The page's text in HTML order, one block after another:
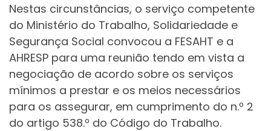
Nestas circunstâncias, o serviço competente
do Ministério do Trabalho, Solidariedade e
Segurança Social convocou a FESAHT e a
AHRESP para uma reunião tendo em vista a
negociação de acordo sobre os serviços
mínimos a prestar e os meios necessários
para os assegurar, em cumprimento do n.º 2
do artigo 538.º do Código do Trabalho.